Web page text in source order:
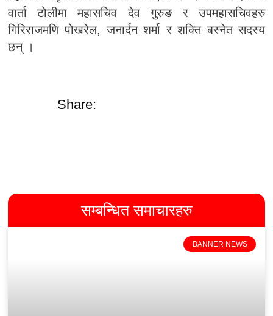
वार्ता टोलीमा महासचिव देव गुरुङ र उपमहासचिवहरु
गिरिराजमणि पोखरेल, जनार्दन शर्मा र शक्ति बस्नेत सदस्य
छन् ।
Share:
सम्बन्धित समाचारहरु
BANNER NEWS